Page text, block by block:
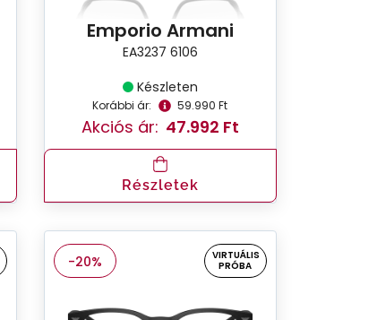
Emporio Armani
EA3237 6106
Készleten
Korábbi ár: 59.990 Ft
Akciós ár: 47.992 Ft
Részletek
-20%
VIRTUÁLIS
PRÓBA